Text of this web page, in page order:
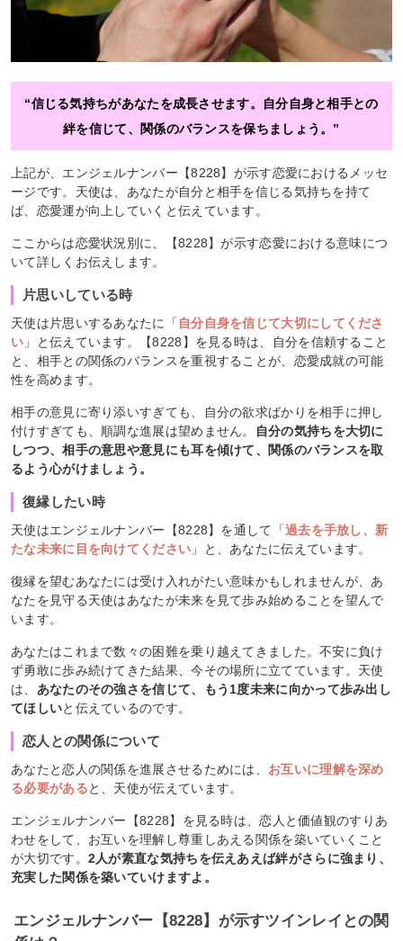
“信じる気持ちがあなたを成長させます。自分自身と相手との
絆を信じて、関係のバランスを保ちましょう。”
上記が、エンジェルナンバー【8228】が示す恋愛におけるメッセ
ージです。天使は、あなたが自分と相手を信じる気持ちを持て
ば、恋愛運が向上していくと伝えています。
ここからは恋愛状況別に、【8228】が示す恋愛における意味につ
いて詳しくお伝えします。
片思いしている時
天使は片思いするあなたに「 自分自身を信じて大切にしてくださ
い 」と伝えています。【8228】を見る時は、自分を信頼すること
と、相手との関係のバランスを重視することが、恋愛成就の可能
性を高めます。
相手の意見に寄り添いすぎても、自分の欲求ばかりを相手に押し
付けすぎても、順調な進展は望めません。
自分の気持ちを大切に
しつつ、相手の意思や意見にも耳を傾けて、関係のバランスを取
るよう心がけましょう。
復縁したい時
天使はエンジェルナンバー【8228】を通して「過去を手放し、新
たな未来に目を向けてください 」と、あなたに伝えています。
復縁を望むあなたには受け入れがたい意味かもしれませんが、あ
なたを見守る天使はあなたが未来を見て歩み始めることを望んで
います。
あなたはこれまで数々の困難を乗り越えてきました。不安に負け
ず勇敢に歩み続けてきた結果、今その場所に立てています。天使
は、 あなたのその強さを信じて、もう1度未来に向かって歩み出し
てほしいと伝えているのです。
恋人との関係について
あなたと恋人の関係を進展させるためには、 お互いに理解を深め
る必要があると、天使が伝えています。
エンジェルナンバー【8228】を見る時は、恋人と価値観のすりあ
わせをして、お互いを理解し尊重しあえる関係を築いていくこと
が大切です。 2人が素直な気持ちを伝えあえば絆がさらに強まり、
充実した関係を築いていけますよ。
エンジェルナンバー【8228】が示すツインレイとの関